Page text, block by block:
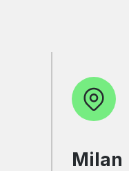
Milan